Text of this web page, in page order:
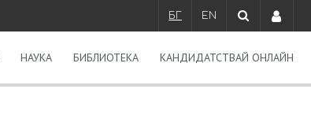
БГ EN
НАУКА БИБЛИОТЕКА КАНДИДАТСТВАЙ ОНЛАЙН